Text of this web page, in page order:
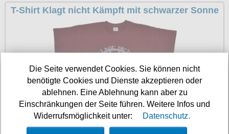
Petticoats
Poloshirts
T-Shirts
Dobermann
Hot Rod
Nordische Götterwelt
Ostzone
T-Shirt Klagt nicht Kämpft mit schwarzer Sonne
Die Seite verwendet Cookies. Sie können nicht
benötigte Cookies und Dienste akzeptieren oder
ablehnen. Eine Ablehnung kann aber zu
Einschränkungen der Seite führen. Weitere Infos und
Widerrufsmöglichkeit unter:
Datenschutz.